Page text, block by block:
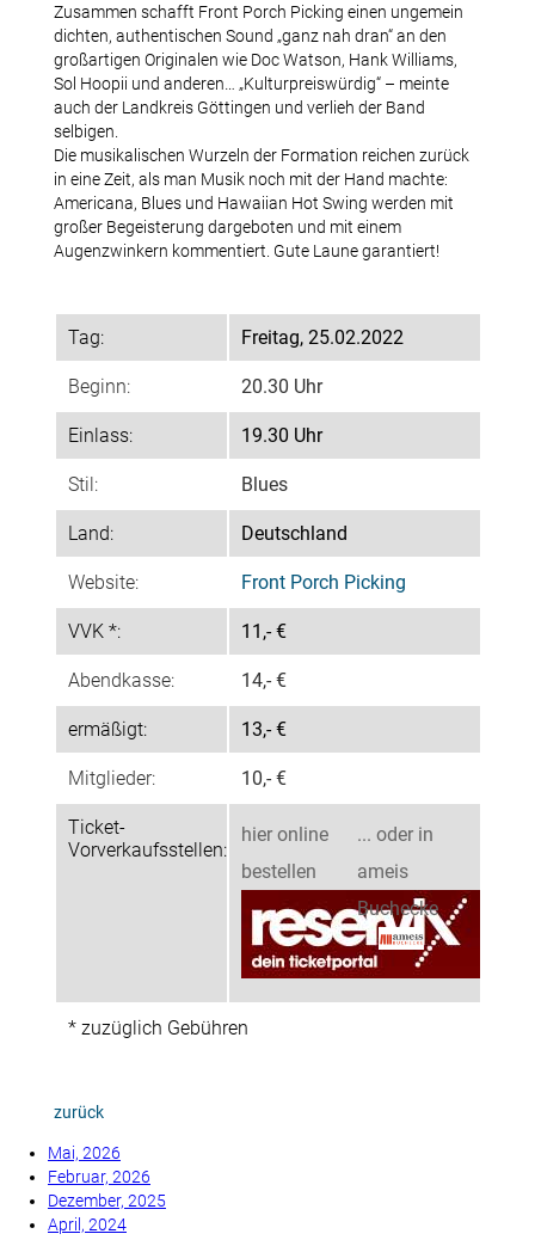
Terminhinweise
Downloads
Mitglied werden
Team-Login
Jazztime
Archiv Jazztime
Konzertfotos Jazztime
Tickets
Partner
Zusammen schafft Front Porch Picking einen ungemein
dichten, authentischen Sound „ganz nah dran“ an den
großartigen Originalen wie Doc Watson, Hank Williams,
Sol Hoopii und anderen… „Kulturpreiswürdig“ – meinte
auch der Landkreis Göttingen und verlieh der Band
selbigen.
Die musikalischen Wurzeln der Formation reichen zurück
in eine Zeit, als man Musik noch mit der Hand machte:
Americana, Blues und Hawaiian Hot Swing werden mit
großer Begeisterung dargeboten und mit einem
Augenzwinkern kommentiert. Gute Laune garantiert!
Tag: Freitag, 25.02.2022
Beginn: 20.30 Uhr
Einlass: 19.30 Uhr
Stil: Blues
Land: Deutschland
Website: Front Porch Picking
VVK *: 11,- €
Abendkasse: 14,- €
ermäßigt: 13,- €
Mitglieder: 10,- €
Ticket-
Vorverkaufsstellen:
hier online
bestellen
... oder in
ameis
Buchecke
* zuzüglich Gebühren
zurück
Mai, 2026
Februar, 2026
Dezember, 2025
April, 2024